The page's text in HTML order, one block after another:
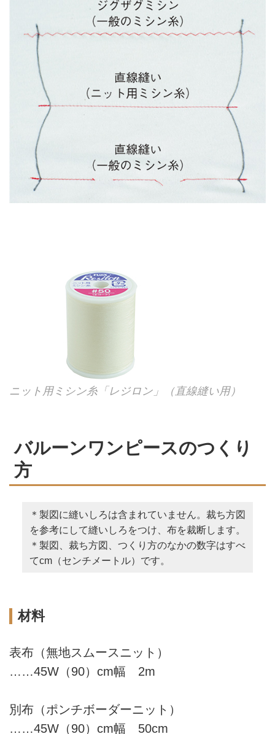
ニット用ミシン糸「レジロン」（直線縫い用）
バルーンワンピースのつくり
方
＊製図に縫いしろは含まれていません。裁ち方図
を参考にして縫いしろをつけ、布を裁断します。
＊製図、裁ち方図、つくり方のなかの数字はすべ
てcm（センチメートル）です。
材料
表布（無地スムースニット）
……45W（90）cm幅 2m
別布（ポンチボーダーニット）
……45W（90）cm幅 50cm